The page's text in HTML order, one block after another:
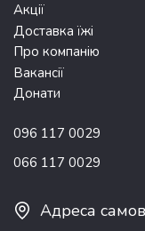
Акції
Доставка їжі
Про компанію
Вакансії
Донати
096 117 0029
066 117 0029
Адреса